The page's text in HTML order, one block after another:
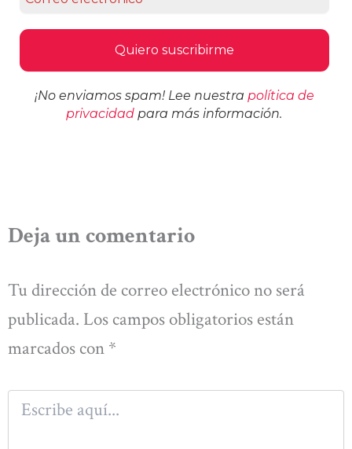
¡No enviamos spam! Lee nuestra política de
privacidad para más información.
Deja un comentario
Tu dirección de correo electrónico no será
publicada. Los campos obligatorios están
marcados con *
aquí...